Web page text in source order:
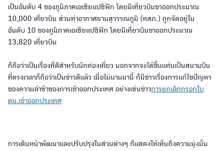
เป็นอันดับ 4 ของภูมิภาคเอเชียแปซิฟิก โดยมีเที่ยวบินขาออกประมาณ
10,000 เที่ยวบิน ส่วนท่าอากาศยานสุวรรณภูมิ (ทสภ.) ถูกจัดอยู่ใน
อันดับ 10 ของภูมิภาคเอเชียแปซิฟิก โดยมีเที่ยวบินขาออกประมาณ
13,820 เที่ยวบิน
ก็ถือว่าเป็นเรื่องที่ดีสำหรับนักท่องเที่ยว นอกจากจะได้ขึ้นแท่นเป็นสนามบิน
ที่ตรงเวลาก็ถือว่าเป็นข่าวดีแล้ว เมื่อไม่นานมานี้ ก็มีข่าวเรื่องการแก้ไขปัญหา
ของความล่าช้าของการเข้าออกประเทศ อย่างเช่นข่าวการยกเลิกกรอกใบ
ตม.เข้าออกประเทศ
การเดินหน้าพัฒนาและปรับปรุงในส่วนต่างๆ ก็แสดงให้เห็นถึงความมุ่งมั่น